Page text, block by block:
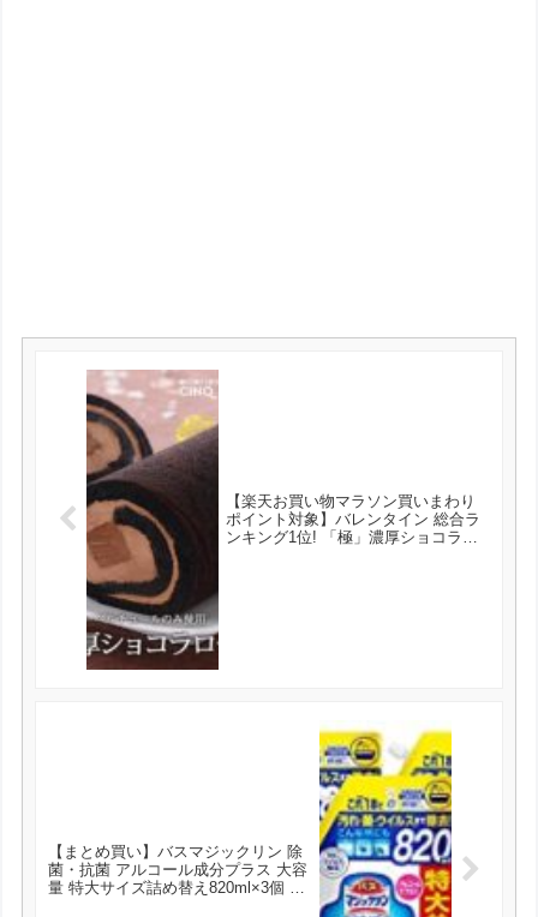
【楽天お買い物マラソン買いまわり
ポイント対象】バレンタイン 総合ラ
ンキング1位! 「極」濃厚ショコラロ
【まとめ買い】バスマジックリン 除
菌・抗菌 アルコール成分プラス 大容
量 特大サイズ詰め替え820ml×3個 が